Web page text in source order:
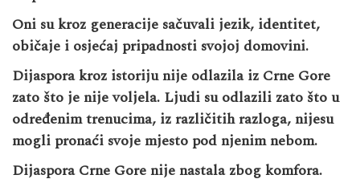
Oni su kroz generacije sačuvali jezik, identitet,
običaje i osjećaj pripadnosti svojoj domovini.
Dijaspora kroz istoriju nije odlazila iz Crne Gore
zato što je nije voljela. Ljudi su odlazili zato što u
određenim trenucima, iz različitih razloga, nijesu
mogli pronaći svoje mjesto pod njenim nebom.
Dijaspora Crne Gore nije nastala zbog komfora.